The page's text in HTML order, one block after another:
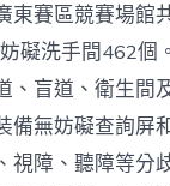
賽區競賽場館
礙洗手間462個
、盲道、衛生間
備無妨礙查詢屏
視障、聽障等分